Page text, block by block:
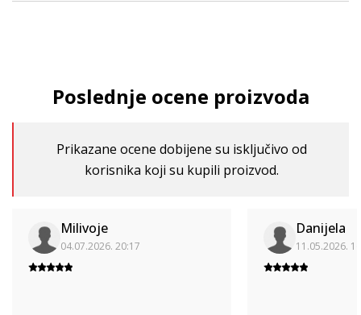
Poslednje ocene proizvoda
Prikazane ocene dobijene su isključivo od
korisnika koji su kupili proizvod.
Milivoje
04.07.2026. 20:17
Danijela
11.05.2026.